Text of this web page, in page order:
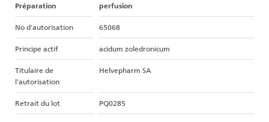
Préparation
perfusion
No d'autorisation 65068
Principe actif acidum zoledronicum
Titulaire de
l'autorisation
Helvepharm SA
Retrait du lot PQ0285